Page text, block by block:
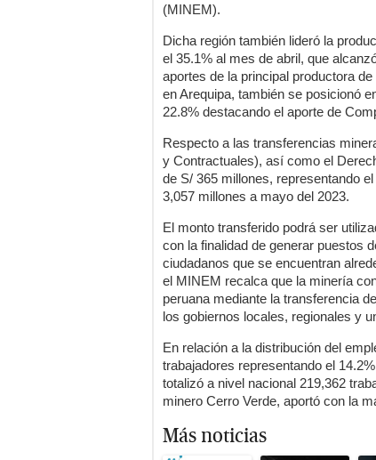
(MINEM).
Dicha región también lideró la
el 35.1% al mes de abril, que
aportes de la principal productora
en Arequipa, también se posicionó
22.8% destacando el aporte de
Respecto a las transferencias
y Contractuales), así como el
de S/ 365 millones, representando
3,057 millones a mayo del 2023.
El monto transferido podrá ser
con la finalidad de generar puestos
ciudadanos que se encuentran
el MINEM recalca que la minería
peruana mediante la transferencia
los gobiernos locales, regionales y
En relación a la distribución del
trabajadores representando el
totalizó a nivel nacional 219,362
minero Cerro Verde, aportó con la
Más noticias